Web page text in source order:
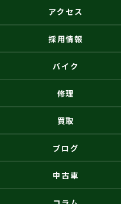
アクセス
採用情報
バイク
修理
買取
ブログ
中古車